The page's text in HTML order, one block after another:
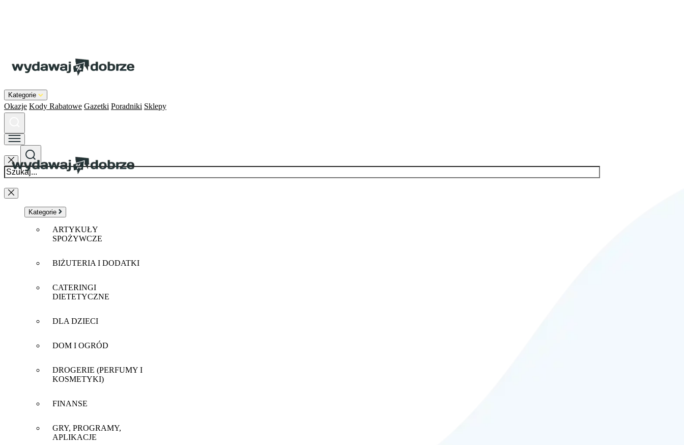
Kategorie
Okazje Kody Rabatowe Gazetki Poradniki Sklepy
Kategorie
ARTYKUŁY
SPOŻYWCZE
BIŻUTERIA I DODATKI
CATERINGI
DIETETYCZNE
DLA DZIECI
DOM I OGRÓD
DROGERIE (PERFUMY I
KOSMETYKI)
FINANSE
GRY, PROGRAMY,
APLIKACJE